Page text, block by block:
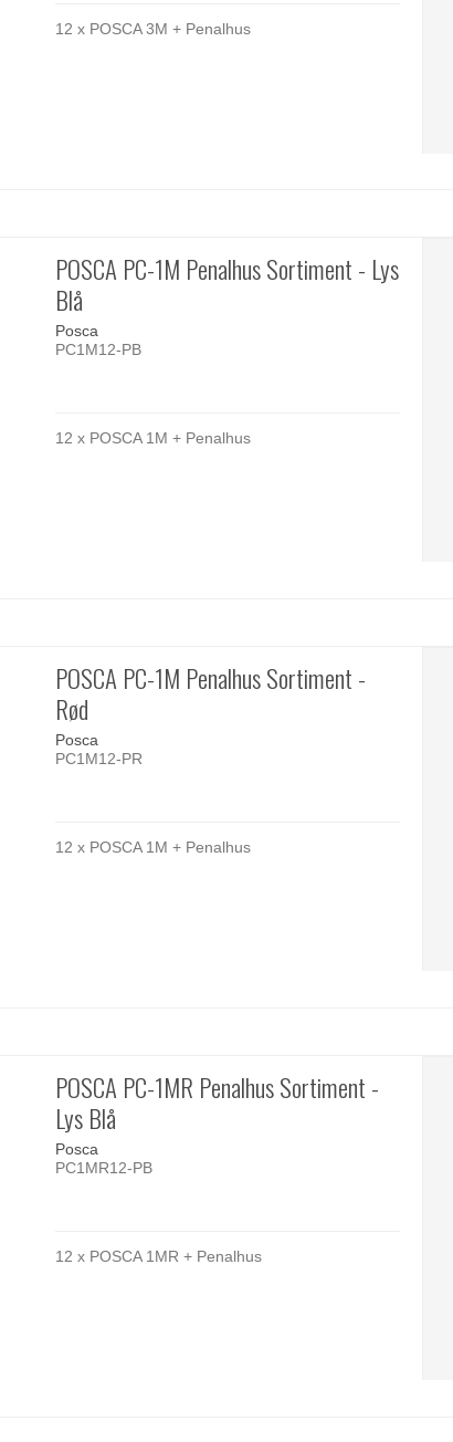
12 x POSCA 3M + Penalhus
POSCA PC-1M Penalhus Sortiment - Lys
Blå
Posca
PC1M12-PB
12 x POSCA 1M + Penalhus
POSCA PC-1M Penalhus Sortiment -
Rød
Posca
PC1M12-PR
12 x POSCA 1M + Penalhus
POSCA PC-1MR Penalhus Sortiment -
Lys Blå
Posca
PC1MR12-PB
12 x POSCA 1MR + Penalhus